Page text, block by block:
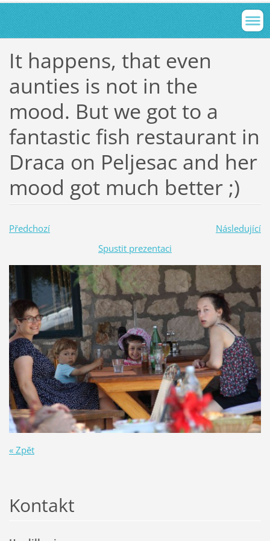
It happens, that even
aunties is not in the
mood. But we got to a
fantastic fish restaurant in
Draca on Peljesac and her
mood got much better ;)
Předchozí
Následující
Spustit prezentaci
« Zpět
Kontakt